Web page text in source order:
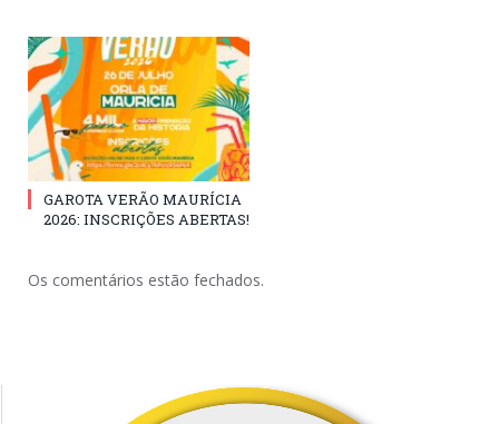
GAROTA VERÃO MAURÍCIA
2026: INSCRIÇÕES ABERTAS!
Os comentários estão fechados.